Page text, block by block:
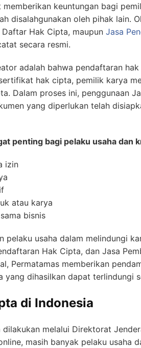
keuntungan bagi
disalahgunakan oleh pihak lain.
Hak Cipta, maupun Jasa
secara resmi.
adalah bahwa pendaftaran
hak cipta, pemilik karya
Dalam proses ini, penggunaan
yang diperlukan telah
penting bagi pelaku usaha dan
izin
atau karya
bisnis
pelaku usaha dalam melindungi
Hak Cipta, dan Jasa
Permatamas memberikan
yang dihasilkan dapat terlindungi
di Indonesia
melalui Direktorat
masih banyak pelaku usaha